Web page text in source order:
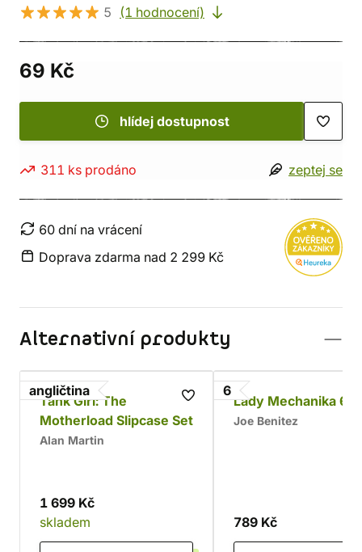
5
(1 hodnocení)
69 Kč
hlídej dostupnost
311 ks prodáno zeptej se
60 dní na vrácení
Doprava zdarma nad 2 299 Kč
Alternativní produkty
angličtina
Tank Girl: The
Motherload Slipcase Set
Alan Martin
1 699 Kč
skladem
6
Lady Mechanika 6
Joe Benitez
789 Kč